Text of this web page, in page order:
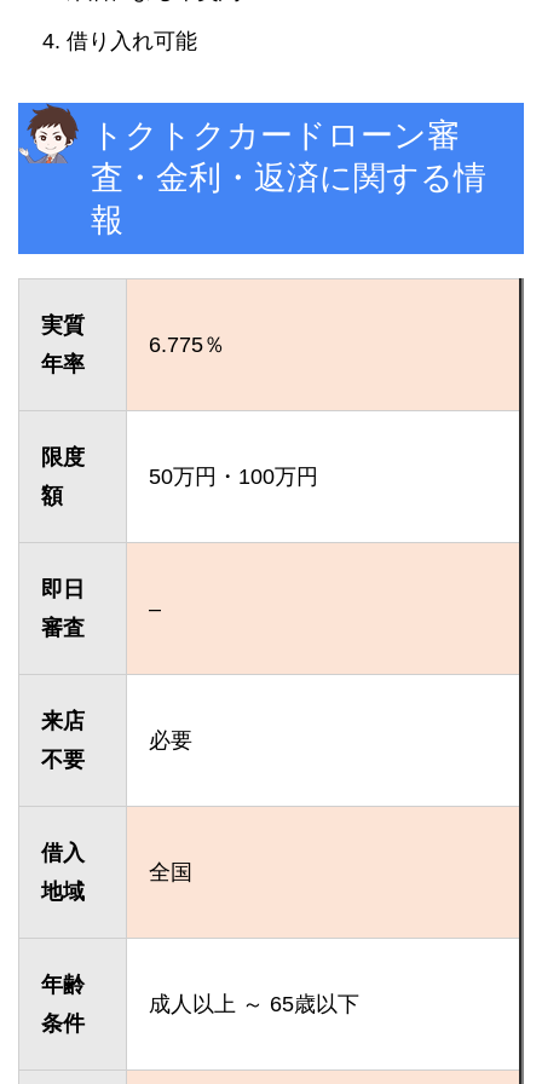
借り入れ可能
トクトクカードローン審
査・金利・返済に関する情
報
実質
年率
6.775％
限度
額
50万円・100万円
即日
審査
–
来店
不要
必要
借入
地域
全国
年齢
条件
成人以上 ～ 65歳以下